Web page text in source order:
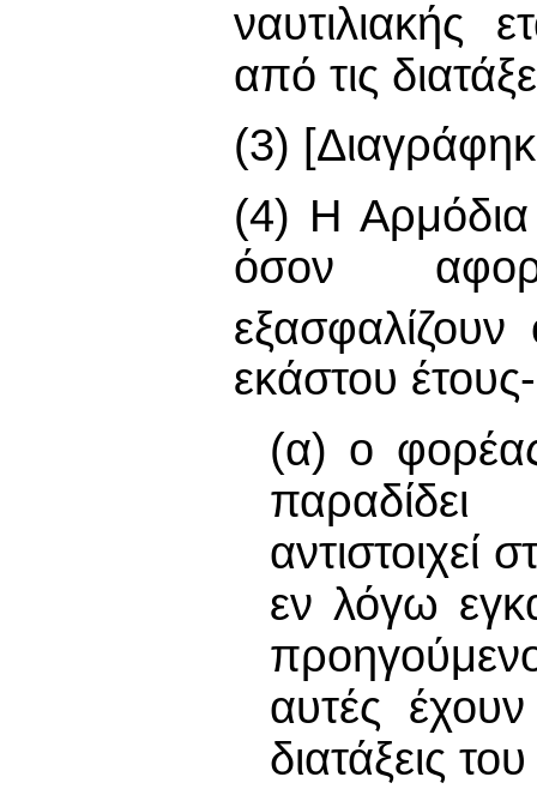
ναυτιλιακής
από τις
(3)
(4) Η Αρμόδια
όσον
εκάστου έτους-
(α) ο
αντιστοιχεί
εν λόγω
αυτές
διατάξεις